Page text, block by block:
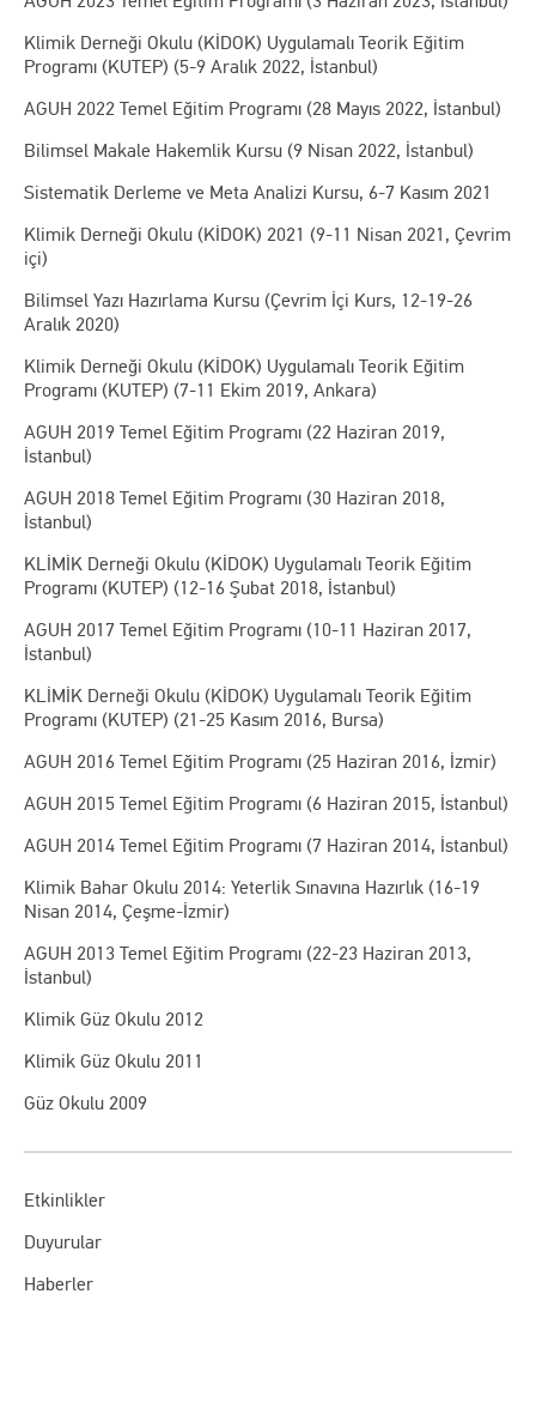
Klimik Derneği Okulu (KİDOK) Uygulamalı Teorik Eğitim
Programı (KUTEP) (5-9 Aralık 2022, İstanbul)
AGUH 2022 Temel Eğitim Programı (28 Mayıs 2022, İstanbul)
Bilimsel Makale Hakemlik Kursu (9 Nisan 2022, İstanbul)
Sistematik Derleme ve Meta Analizi Kursu, 6-7 Kasım 2021
Klimik Derneği Okulu (KİDOK) 2021 (9-11 Nisan 2021, Çevrim
içi)
Bilimsel Yazı Hazırlama Kursu (Çevrim İçi Kurs, 12-19-26
Aralık 2020)
Klimik Derneği Okulu (KİDOK) Uygulamalı Teorik Eğitim
Programı (KUTEP) (7-11 Ekim 2019, Ankara)
AGUH 2019 Temel Eğitim Programı (22 Haziran 2019,
İstanbul)
AGUH 2018 Temel Eğitim Programı (30 Haziran 2018,
İstanbul)
KLİMİK Derneği Okulu (KİDOK) Uygulamalı Teorik Eğitim
Programı (KUTEP) (12-16 Şubat 2018, İstanbul)
AGUH 2017 Temel Eğitim Programı (10-11 Haziran 2017,
İstanbul)
KLİMİK Derneği Okulu (KİDOK) Uygulamalı Teorik Eğitim
Programı (KUTEP) (21-25 Kasım 2016, Bursa)
AGUH 2016 Temel Eğitim Programı (25 Haziran 2016, İzmir)
AGUH 2015 Temel Eğitim Programı (6 Haziran 2015, İstanbul)
AGUH 2014 Temel Eğitim Programı (7 Haziran 2014, İstanbul)
Klimik Bahar Okulu 2014: Yeterlik Sınavına Hazırlık (16-19
Nisan 2014, Çeşme-İzmir)
AGUH 2013 Temel Eğitim Programı (22-23 Haziran 2013,
İstanbul)
Klimik Güz Okulu 2012
Klimik Güz Okulu 2011
Güz Okulu 2009
Etkinlikler
Duyurular
Haberler